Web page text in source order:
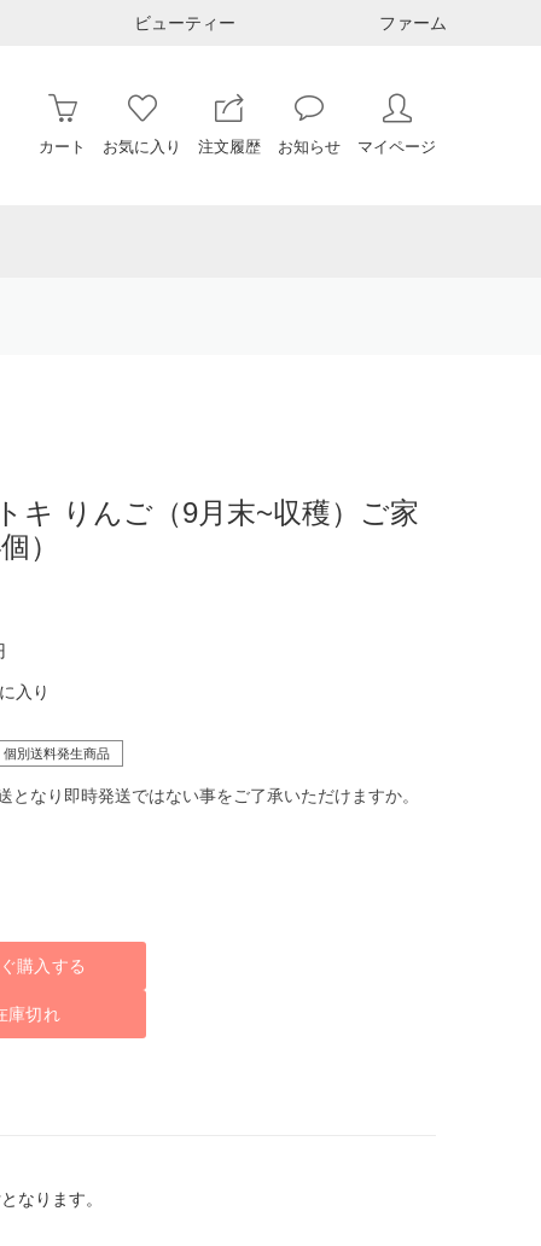
ビューティー ファーム
カート お気に入り 注文履歴 お知らせ マイページ
キ りんご（9月末~収穫）ご家
）
入り
個別送料発生商品
となり即時発送ではない事をご了承いただけますか。
購入する
庫切れ
なります。